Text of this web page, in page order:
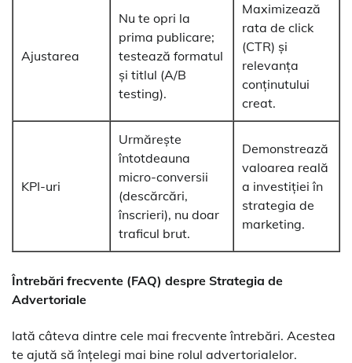
Ajustarea
Nu te opri la
prima publicare;
testează formatul
și titlul (A/B
testing).
Maximizează
rata de click
(CTR) și
relevanța
conținutului
creat.
KPI-uri
Urmărește
întotdeauna
micro-conversii
(descărcări,
înscrieri), nu doar
traficul brut.
Demonstrează
valoarea reală
a investiției în
strategia de
marketing.
Întrebări frecvente (FAQ) despre Strategia de
Advertoriale
Iată câteva dintre cele mai frecvente întrebări. Acestea
te ajută să înțelegi mai bine rolul advertorialelor.